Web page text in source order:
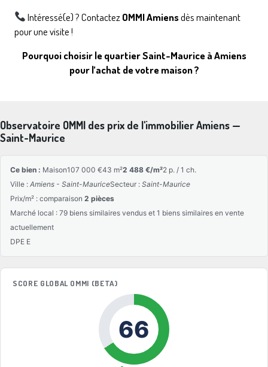
Intéressé(e) ? ContactezOMMI Amiensdès maintenant
pour une visite !
Pourquoi choisir le quartier Saint-Maurice à Amiens
pour l’achat de votre maison ?
Observatoire OMMI des prix de l'immobilier Amiens —
Saint-Maurice
Ce bien : Maison107 000 €43 m²2 488 €/m²2 p. / 1 ch.
Ville : Amiens - Saint-MauriceSecteur : Saint-Maurice
Prix/m² : comparaison 2 pièces
Marché local : 79 biens similaires vendus et 1 biens similaires en vente
actuellement
DPE E
SCORE GLOBAL OMMI (BETA)
66